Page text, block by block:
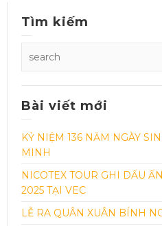
Tìm kiếm
Bài viết mới
KỶ NIỆM 136 NĂM NGÀY
MINH
NICOTEX TOUR GHI DẤU
2025 TẠI VEC
LỄ RA QUÂN XUÂN BÍNH